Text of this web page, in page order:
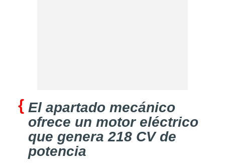
El apartado mecánico
ofrece un motor eléctrico
que genera 218 CV de
potencia